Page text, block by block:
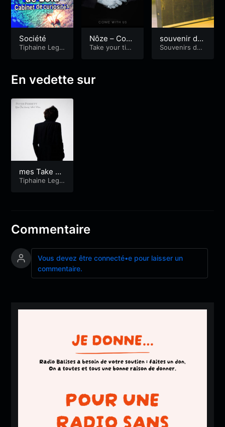
Société
Tiphaine Lego
Nôze – Com
e with us (20
Take your tim
souvenir de
Radio 18 # F
Souvenirs de r
En vedette sur
mes Take Yo
ur Time
Tiphaine Lego
Commentaire
Vous devez être connecté•e pour laisser un
commentaire.